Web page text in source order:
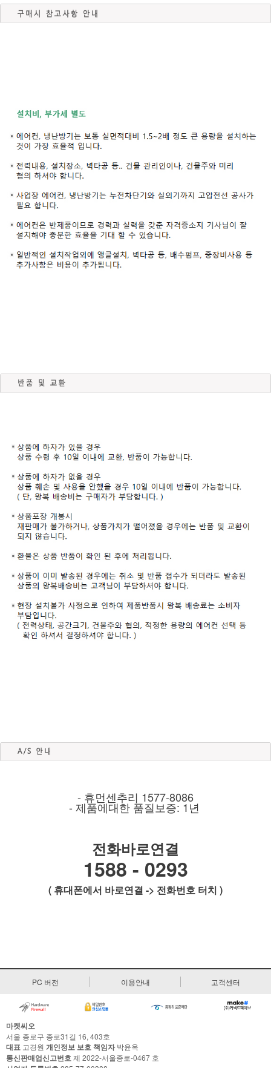
- 휴먼센추리 1577-8086
- 제품에대한 품질보증: 1년
전화바로연결
1588 - 0293
( 휴대폰에서 바로연결 -> 전화번호 터치 )
PC 버전 이용안내 고객센터
마켓씨오
서울 종로구 종로31길 16, 403호
대표 고경원 개인정보 보호 책임자박윤옥
통신판매업신고번호 제 2022-서울종로-0467 호